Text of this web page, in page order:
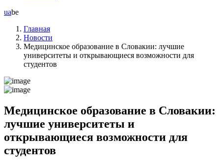
uabe
Главная
Новости
Медицинское образование в Словакии: лучшие
университеты и открывающиеся возможности для
студентов
Медицинское образование в Словакии:
лучшие университеты и
открывающиеся возможности для
студентов